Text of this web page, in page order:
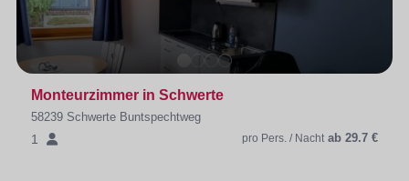
Monteurzimmer in Schwerte
58239 Schwerte Buntspechtweg
1 pro Pers. / Nacht ab 29.7 €